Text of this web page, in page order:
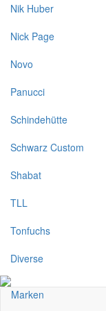
Nik Huber
Nick Page
Novo
Panucci
Schindehütte
Schwarz Custom
Shabat
TLL
Tonfuchs
Diverse
Marken